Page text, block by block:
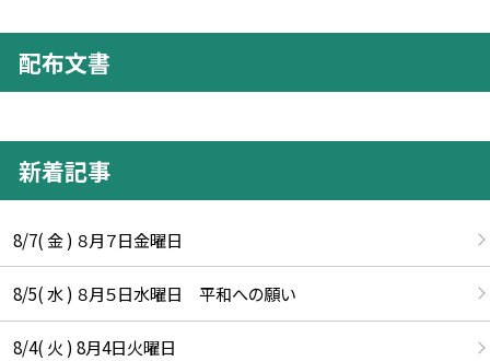
配布文書
新着記事
8/7( 金 ) ８月７日金曜日
8/5( 水 ) ８月５日水曜日 平和への願い
8/4( 火 ) 8月4日火曜日